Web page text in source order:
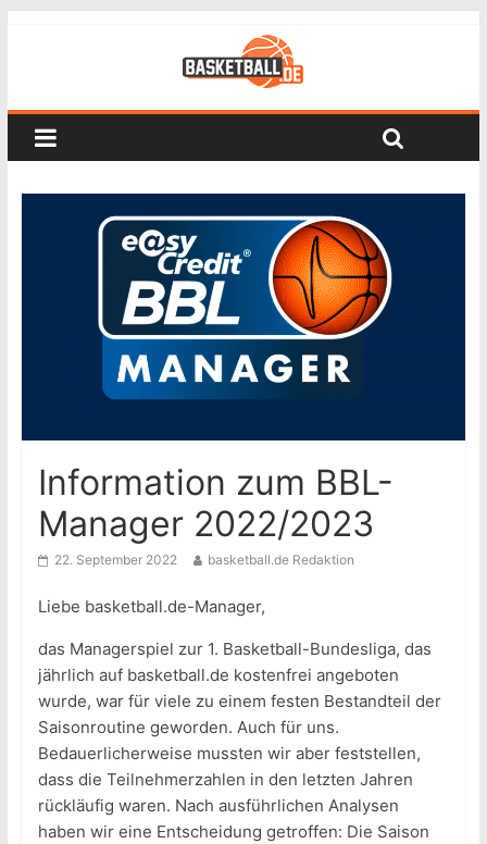
Information zum BBL-
Manager 2022/2023
22. September 2022 basketball.de Redaktion
Liebe basketball.de-Manager,
das Managerspiel zur 1. Basketball-Bundesliga, das
jährlich auf basketball.de kostenfrei angeboten
wurde, war für viele zu einem festen Bestandteil der
Saisonroutine geworden. Auch für uns.
Bedauerlicherweise mussten wir aber feststellen,
dass die Teilnehmerzahlen in den letzten Jahren
rückläufig waren. Nach ausführlichen Analysen
haben wir eine Entscheidung getroffen: Die Saison